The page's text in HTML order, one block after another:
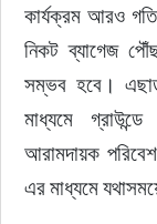
কার্যক্রম আরও
নিকট ব্যাগেজ
সম্ভব হবে।
মাধ্যমে
আরামদায়ক
এর মাধ্যমে